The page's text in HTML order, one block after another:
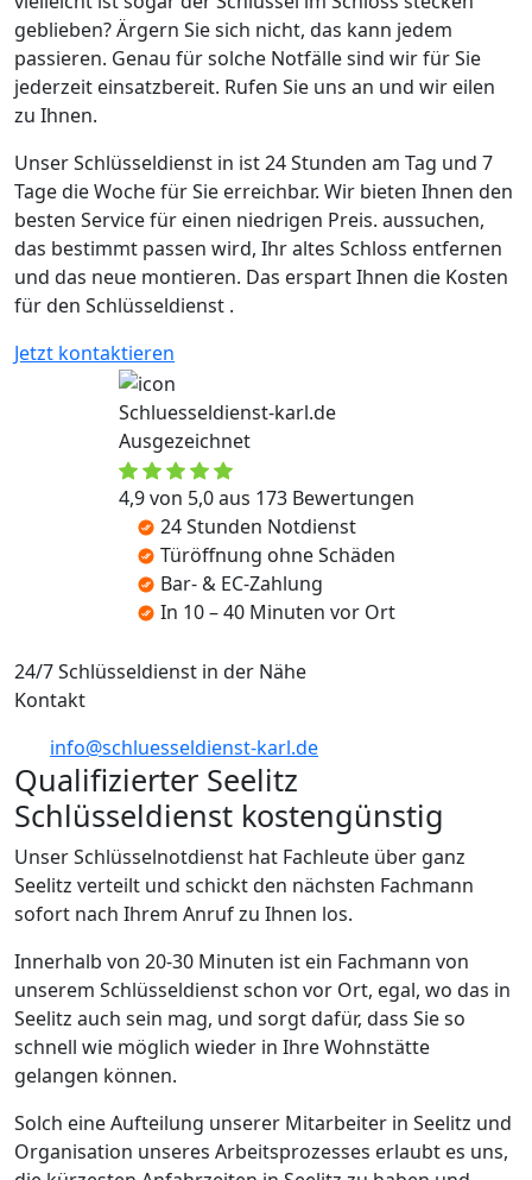
geblieben? Ärgern Sie sich nicht, das kann jedem
passieren. Genau für solche Notfälle sind wir für Sie
jederzeit einsatzbereit. Rufen Sie uns an und wir eilen
zu Ihnen.
Unser Schlüsseldienst in ist 24 Stunden am Tag und 7
Tage die Woche für Sie erreichbar. Wir bieten Ihnen den
besten Service für einen niedrigen Preis. aussuchen,
das bestimmt passen wird, Ihr altes Schloss entfernen
und das neue montieren. Das erspart Ihnen die Kosten
für den Schlüsseldienst .
Jetzt kontaktieren
Schluesseldienst-karl.de
Ausgezeichnet
4,9 von 5,0 aus 173 Bewertungen
24 Stunden Notdienst
Türöffnung ohne Schäden
Bar- & EC-Zahlung
In 10 – 40 Minuten vor Ort
24/7 Schlüsseldienst in der Nähe
Kontakt
info@schluesseldienst-karl.de
Qualifizierter Seelitz
Schlüsseldienst kostengünstig
Unser Schlüsselnotdienst hat Fachleute über ganz
Seelitz verteilt und schickt den nächsten Fachmann
sofort nach Ihrem Anruf zu Ihnen los.
Innerhalb von 20-30 Minuten ist ein Fachmann von
unserem Schlüsseldienst schon vor Ort, egal, wo das in
Seelitz auch sein mag, und sorgt dafür, dass Sie so
schnell wie möglich wieder in Ihre Wohnstätte
gelangen können.
Solch eine Aufteilung unserer Mitarbeiter in Seelitz und
Organisation unseres Arbeitsprozesses erlaubt es uns,